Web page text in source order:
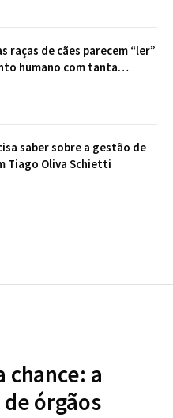
raças de cães parecem “ler”
humano com tanta
saber sobre a gestão de
Tiago Oliva Schietti
chance: a
órgãos